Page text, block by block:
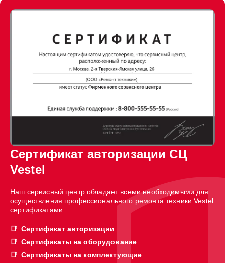
Сертификат авторизации СЦ
Vestel
Наш сервисный центр обладает всеми необходимыми для
осуществления профессионального ремонта техники Vestel
сертификатами:
Сертификат авторизации
Сертификаты на оборудование
Сертификаты на комплектующие